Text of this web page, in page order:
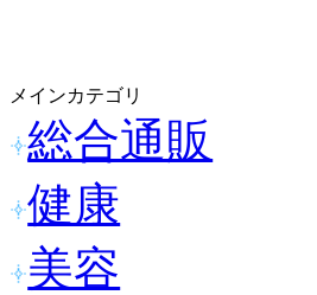
メインカテゴリ
総合通販
健康
美容